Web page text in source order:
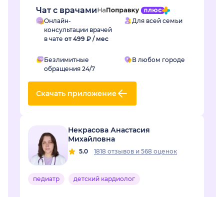
Чат с врачами
Онлайн-
консультации врачей
в чате от 499 ₽ / мес
Для всей семьи
Безлимитные
обращения 24/7
В любом городе
Скачать приложение
Некрасова Анастасия
Михайловна
5.0 1818 отзывов и 568 оценок
педиатр детский кардиолог